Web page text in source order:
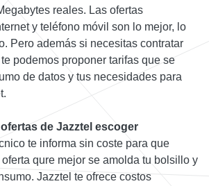
reales. Las ofertas
y teléfono móvil son lo mejor, lo
Pero además si necesitas contratar
podemos proponer tarifas que se
de datos y tus necesidades para
de Jazztel escoger
te informa sin coste para que
qure mejor se amolda tu bolsillo y
Jazztel te ofrece costos